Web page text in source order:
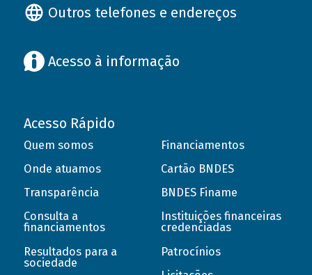
Outros telefones e endereços
Acesso à informação
Acesso Rápido
Quem somos
Onde atuamos
Transparência
Consulta a
financiamentos
Resultados para a
sociedade
Financiamentos
Cartão BNDES
BNDES Finame
Instituições financeiras
credenciadas
Patrocínios